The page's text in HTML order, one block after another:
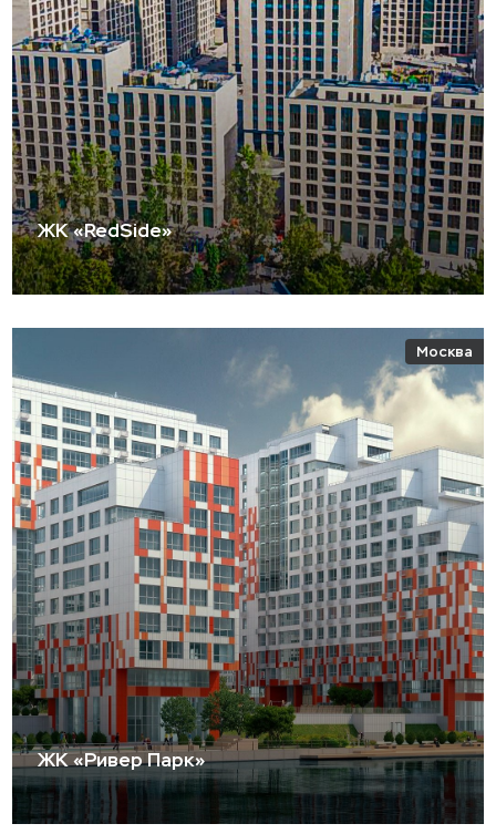
ЖК «RedSide»
Москва
ЖК «Ривер Парк»